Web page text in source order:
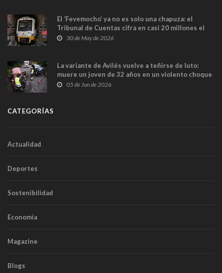
El ‘Fevemocho’ ya no es solo una chapuza: el
Tribunal de Cuentas cifra en casi 20 millones el
sobrecoste de los trenes que no cabían por los
30 de May de 2026
La variante de Avilés vuelve a teñirse de luto:
muere un joven de 32 años en un violento choque
frontal
05 de Jun de 2026
CATEGORÍAS
Actualidad
Deportes
Sostenibilidad
Economía
Magazine
Blogs